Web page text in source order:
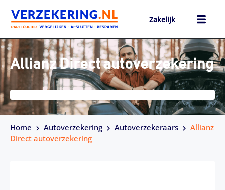
naar
inhoud
Zakelijk
Allianz Direct autoverzekering
Home Autoverzekering Autoverzekeraars
Allianz
Direct autoverzekering